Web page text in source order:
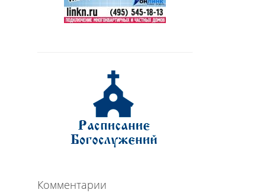
Комментарии